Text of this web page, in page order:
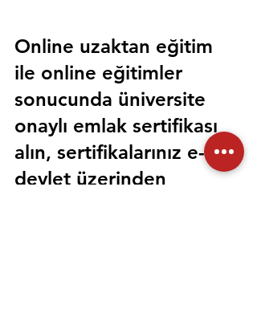
Online uzaktan eğitim
ile online eğitimler
sonucunda üniversite
onaylı emlak sertifikası
alın, sertifikalarınız e-
devlet üzerinden